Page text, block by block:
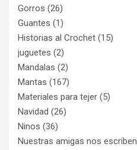
Gorros (26)
Guantes (1)
Historias al Crochet (15)
juguetes (2)
Mandalas (2)
Mantas (167)
Materiales para tejer (5)
Navidad (26)
Ninos (36)
Nuestras amigas nos escriben